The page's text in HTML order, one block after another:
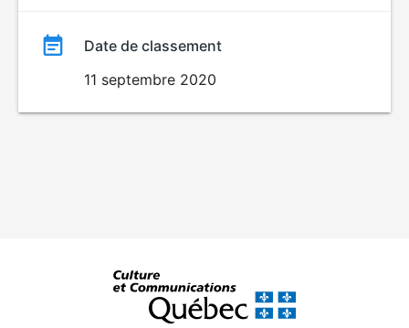
Date de classement
11 septembre 2020